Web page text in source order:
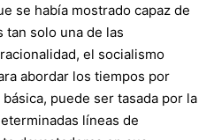
se había mostrado capaz de
tan solo una de las
el socialismo
abordar los tiempos por
puede ser tasada por la
líneas de